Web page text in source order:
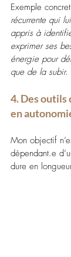
Exemple
récurrente qui
appris à
exprimer ses
énergie pour
que de la subir.
4. Des outils
en
Mon objectif
dépendant.e
dure en